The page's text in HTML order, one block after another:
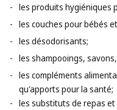
- les produits hygiéniques
- les couches pour bébés
- les désodorisants;
- les shampooings,
- les compléments
qu'apports pour la santé;
- les substituts de repas